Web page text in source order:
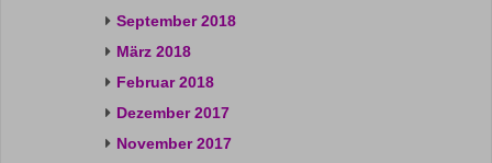
September 2018
März 2018
Februar 2018
Dezember 2017
November 2017